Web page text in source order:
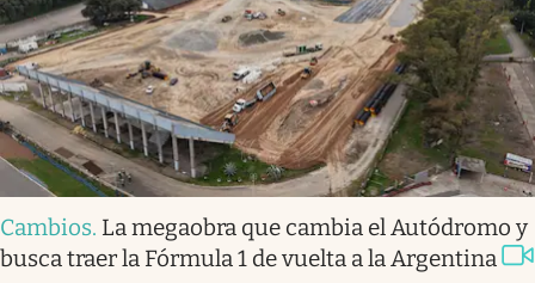
Cambios. La megaobra que cambia el Autódromo y
busca traer la Fórmula 1 de vuelta a la Argentina